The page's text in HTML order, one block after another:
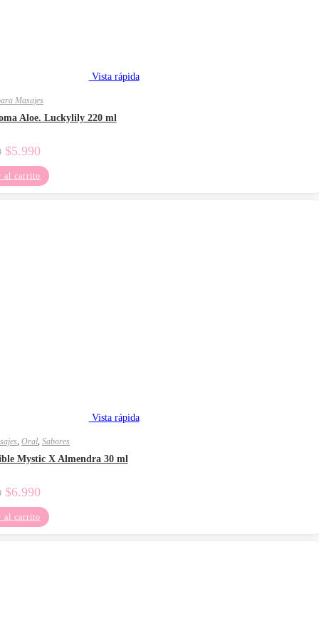
Vista rápida
Masajes
Aloe. Luckylily 220 ml
El
precio
original
era:
$5.990El
precio
actual
es:
al carrito
Vista rápida
, Oral, Sabores
Mystic X Almendra 30 ml
El
precio
original
era:
$6.990El
precio
actual
es:
al carrito